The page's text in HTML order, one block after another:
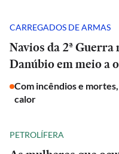
CARREGADOS DE ARMAS
Navios da 2ª
Danúbio em meio a
Com incêndios e
calor
PETROLÍFERA